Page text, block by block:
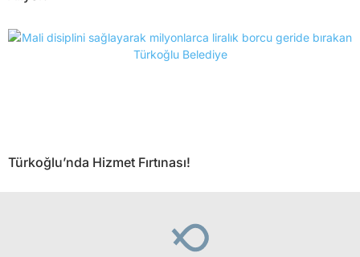
Türkoğlu’nda Hizmet Fırtınası!